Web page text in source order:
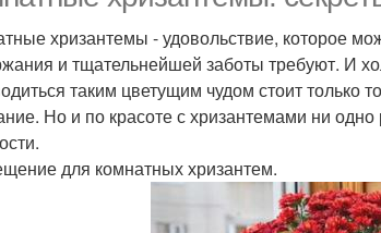
хризантемы - удовольствие, которое
и тщательнейшей заботы требуют. И
таким цветущим чудом стоит только
Но и по красоте с хризантемами ни одно
для комнатных хризантем.